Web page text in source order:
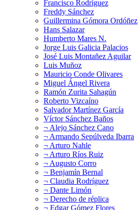
Francisco Rodríguez
Freddy Sánchez
Guillermina Gómora Ordóñez
Hans Salazar
Humberto Mares N.
Jorge Luis Galicia Palacios
José Luis Montañez Aguilar
Luis Muñoz
Mauricio Conde Olivares
Miguel Ángel Rivera
Ramón Zurita Sahagún
Roberto Vizcaíno
Salvador Martínez García
Víctor Sánchez Baños
¬ Alejo Sánchez Cano
¬ Armando Sepúlveda Ibarra
¬ Arturo Nahle
¬ Arturo Ríos Ruiz
¬ Augusto Corro
¬ Benjamín Bernal
¬ Claudia Rodríguez
¬ Dante Limón
¬ Derecho de réplica
¬ Edgar Gómez Flores